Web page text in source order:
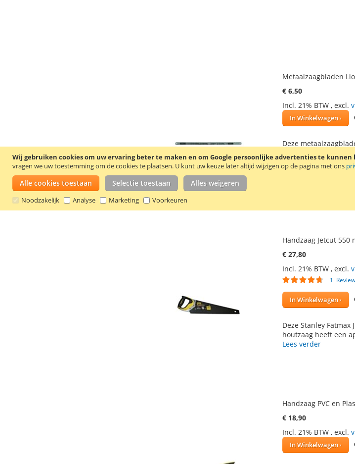
Wij gebruiken cookies om uw ervaring beter te maken en om Google persoonlijke advertenties te
vragen we uw toestemming om de cookies te plaatsen. U kunt uw keuze later altijd wijzigen op de pagina met ons
Alle cookies toestaan Selectie toestaan Alles weigeren
Noodzakelijk Analyse Marketing Voorkeuren
Metaalzaagbladen
€ 6,50
Incl. 21% BTW , excl.
In Winkelwagen
Deze
verder
Handzaag Jetcut 550
€ 27,80
Incl. 21% BTW , excl.
Waardering:
1 Review
In Winkelwagen
Deze Stanley
houtzaag heeft een
Lees verder
Handzaag PVC en
€ 18,90
Incl. 21% BTW , excl.
In Winkelwagen